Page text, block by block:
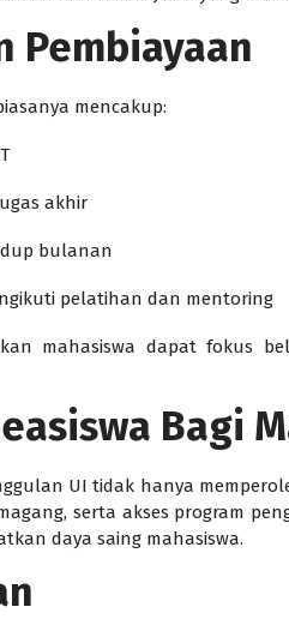
Pembiayaan
mencakup:
akhir
bulanan
pelatihan dan mentoring
mahasiswa dapat fokus
Bagi
UI tidak hanya
serta akses program
daya saing mahasiswa.